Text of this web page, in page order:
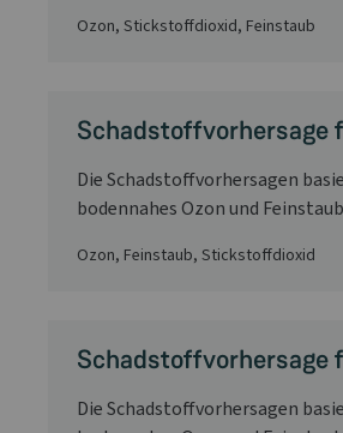
Ozon, Stickstoffdioxid, Feinstaub
Schadstoffvorhersage
Die Schadstoffvorhersagen
bodennahes Ozon und
Ozon, Feinstaub, Stickstoffdioxid
Schadstoffvorhersage
Die Schadstoffvorhersagen